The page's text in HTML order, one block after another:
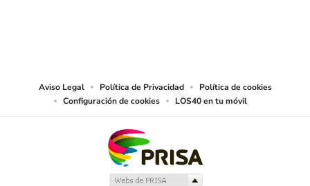
Aviso Legal Política de Privacidad
Política de cookies
Configuración de cookies
LOS40 en tu móvil